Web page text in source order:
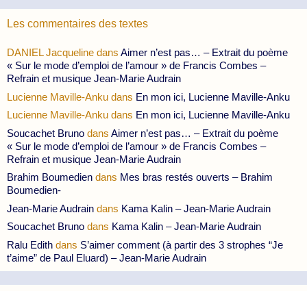
Les commentaires des textes
DANIEL Jacqueline dans Aimer n’est pas… – Extrait du poème
« Sur le mode d’emploi de l’amour » de Francis Combes –
Refrain et musique Jean-Marie Audrain
Lucienne Maville-Anku dans En mon ici, Lucienne Maville-Anku
Lucienne Maville-Anku dans En mon ici, Lucienne Maville-Anku
Soucachet Bruno dans Aimer n’est pas… – Extrait du poème
« Sur le mode d’emploi de l’amour » de Francis Combes –
Refrain et musique Jean-Marie Audrain
Brahim Boumedien dans Mes bras restés ouverts – Brahim
Boumedien-
Jean-Marie Audrain dans Kama Kalin – Jean-Marie Audrain
Soucachet Bruno dans Kama Kalin – Jean-Marie Audrain
Ralu Edith dans S’aimer comment (à partir des 3 strophes “Je
t’aime” de Paul Eluard) – Jean-Marie Audrain